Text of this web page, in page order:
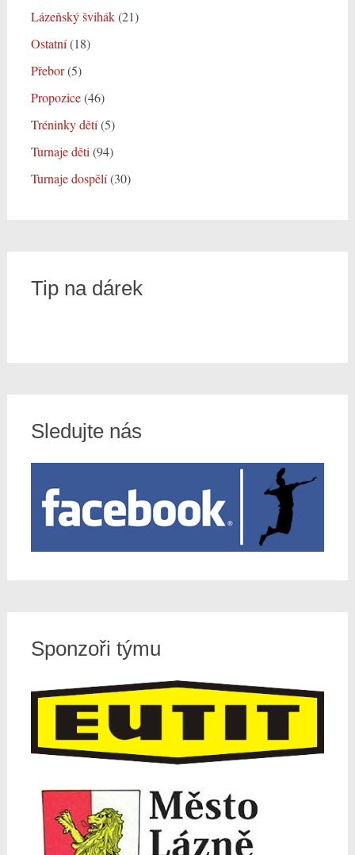
Lázeňský švihák(21)
Ostatní(18)
Přebor(5)
Propozice(46)
Tréninky dětí(5)
Turnaje děti (94)
Turnaje dospělí(30)
Tip na dárek
Sledujte nás
Sponzoři týmu